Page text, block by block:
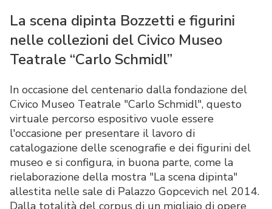
La scena dipinta Bozzetti e figurini
nelle collezioni del Civico Museo
Teatrale “Carlo Schmidl”
In occasione del centenario dalla fondazione del
Civico Museo Teatrale "Carlo Schmidl", questo
virtuale percorso espositivo vuole essere
l'occasione per presentare il lavoro di
catalogazione delle scenografie e dei figurini del
museo e si configura, in buona parte, come la
rielaborazione della mostra "La scena dipinta"
allestita nelle sale di Palazzo Gopcevich nel 2014.